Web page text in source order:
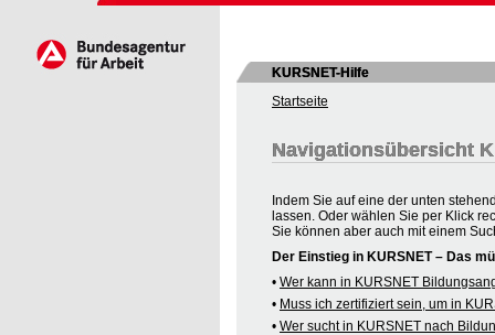
KURSNET-Hilfe
Startseite
Navigationsübersicht
Indem Sie auf eine der unten
lassen. Oder wählen Sie per Klick
Sie können aber auch mit einem
Der Einstieg in KURSNET – Das
• Wer kann in KURSNET
• Muss ich zertifiziert sein, um in
• Wer sucht in KURSNET nach